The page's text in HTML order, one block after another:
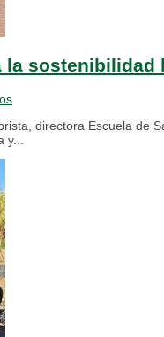
la sostenibilidad
directora Escuela de